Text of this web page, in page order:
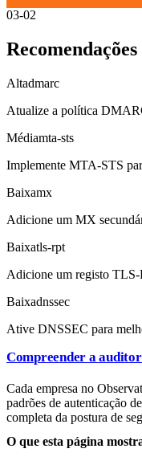
03-02
Recomendações
Altadmarc
Atualize a política
Médiamta-sts
Implemente MTA-STS
Baixamx
Adicione um MX
Baixatls-rpt
Adicione um registo TLS-
Baixadnssec
Ative DNSSEC para
Compreender a
Cada empresa no
padrões de autenticação
completa da postura de
O que esta página